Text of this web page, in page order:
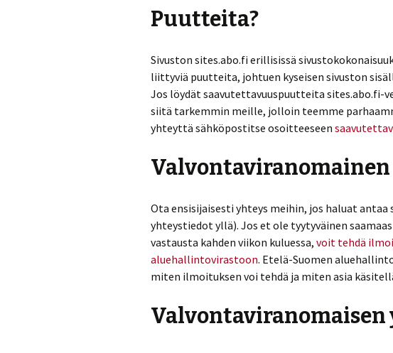
Puutteita?
Sivuston sites.abo.fi erillisissä
liittyviä puutteita, johtuen kyseisen sivuston
Jos löydät saavutettavuuspuutteita sites.abo.fi-
siitä tarkemmin meille, jolloin teemme
yhteyttä sähköpostitse osoitteeseen
Valvontaviranomainen
Ota ensisijaisesti yhteys meihin, jos haluat
yhteystiedot yllä). Jos et ole tyytyväinen
vastausta kahden viikon kuluessa, voit tehdä
aluehallintovirastoon. Etelä-Suomen
miten ilmoituksen voi tehdä ja miten asia
Valvontaviranomaisen